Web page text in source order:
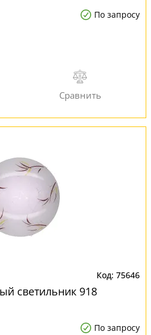
По запросу
75646
светильник 918
По запросу